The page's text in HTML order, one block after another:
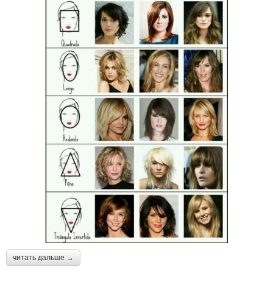
читать дальше →